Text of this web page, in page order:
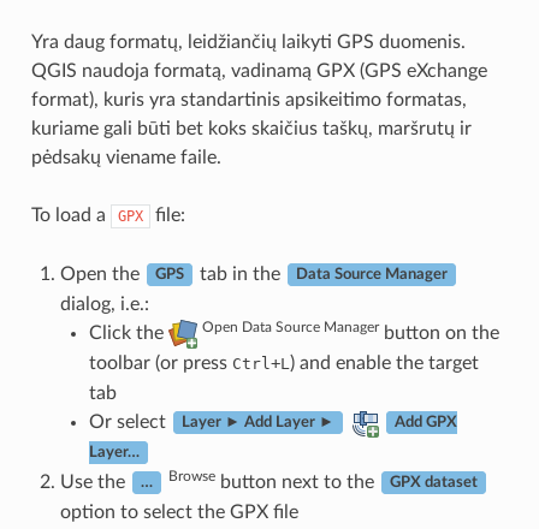
Yra daug formatų, leidžiančių laikyti GPS duomenis.
QGIS naudoja formatą, vadinamą GPX (GPS eXchange
format), kuris yra standartinis apsikeitimo formatas,
kuriame gali būti bet koks skaičius taškų, maršrutų ir
pėdsakų viename faile.
To load a GPX file:
Open the GPS tab in the Data Source Manager
dialog, i.e.:
Click the
Open Data Source Manager button on the
toolbar (or press Ctrl +L ) and enable the target
tab
Or select
Layer ► Add Layer ► Add GPX
Layer…
Use the … Browsebutton next to the GPX dataset
option to select the GPX file